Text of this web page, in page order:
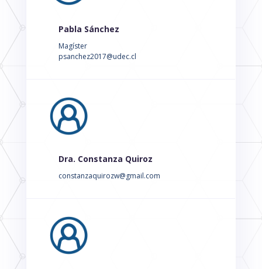
Pabla Sánchez
Magíster
psanchez2017@udec.cl
Dra. Constanza Quiroz
constanzaquirozw@gmail.com